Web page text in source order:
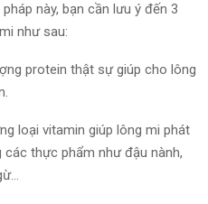
này, bạn cần lưu ý đến 3
như sau:
protein thật sự giúp cho lông
loại vitamin giúp lông mi phát
các thực phẩm như đậu nành,